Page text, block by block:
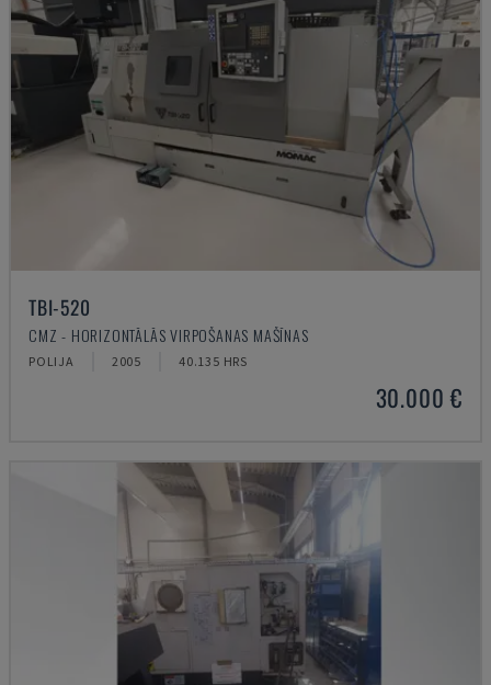
TBI-520
CMZ - HORIZONTĀLĀS VIRPOŠANAS MAŠĪNAS
POLIJA 2005 40.135 HRS
30.000 €